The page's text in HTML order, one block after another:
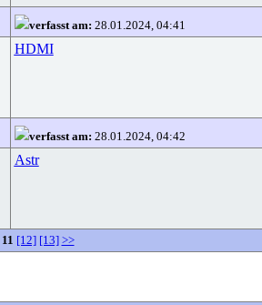
verfasst am: 28.01.2024, 04:41
HDMI
verfasst am: 28.01.2024, 04:42
Astr
11 [12] [13] >>